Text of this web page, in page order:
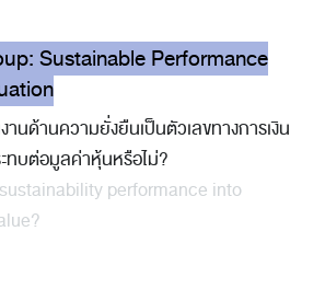
Sustainable Performance
นด้านความยั่งยืนเป็นตัวเลขทางการเงิน
ทบต่อมูลค่าหุ้นหรือไม่?
performance into